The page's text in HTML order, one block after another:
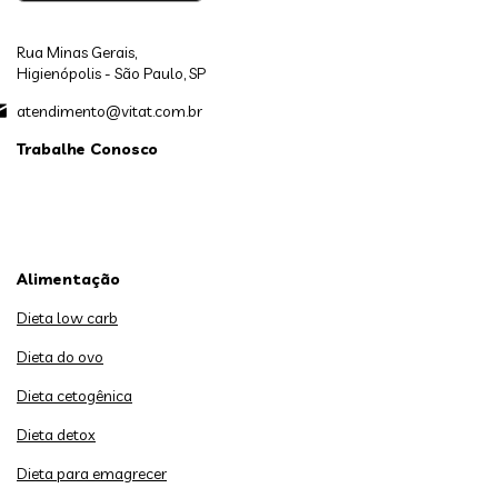
Rua Minas Gerais,
Higienópolis - São Paulo, SP
atendimento@vitat.com.br
Trabalhe Conosco
Alimentação
Dieta low carb
Dieta do ovo
Dieta cetogênica
Dieta detox
Dieta para emagrecer